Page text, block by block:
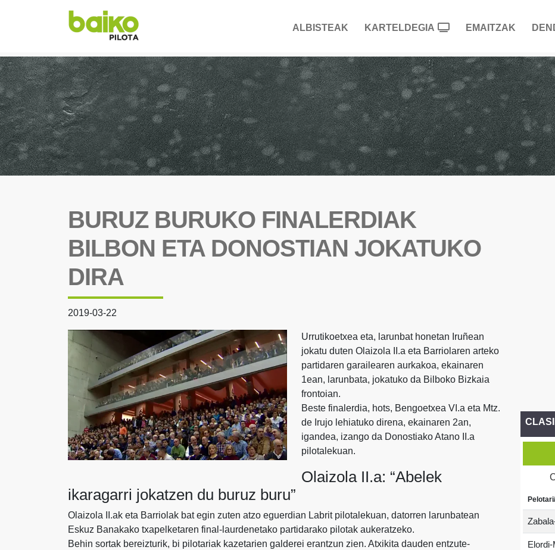
ALBISTEAK KARTELDEGIA EMAITZAK
BURUZ BURUKO FINALERDIAK
BILBON ETA DONOSTIAN JOKATUKO
DIRA
2019-03-22
Urrutikoetxea eta, larunbat honetan Iruñean
jokatu duten Olaizola II.a eta Barriolaren arteko
partidaren garailearen aurkakoa, ekainaren
1ean, larunbata, jokatuko da Bilboko Bizkaia
frontoian.
Beste finalerdia, hots, Bengoetxea VI.a eta Mtz.
de Irujo lehiatuko direna, ekainaren 2an,
igandea, izango da Donostiako Atano II.a
pilotalekuan.
Olaizola II.a: “Abelek
ikaragarri jokatzen du buruz buru”
Olaizola II.ak eta Barriolak bat egin zuten atzo eguerdian Labrit pilotalekuan, datorren larunbatean
Eskuz Banakako txapelketaren final-laurdenetako partidarako pilotak aukeratzeko.
Behin sortak bereizturik, bi pilotariak kazetarien galderei erantzun zien. Atxikita dauden entzute-